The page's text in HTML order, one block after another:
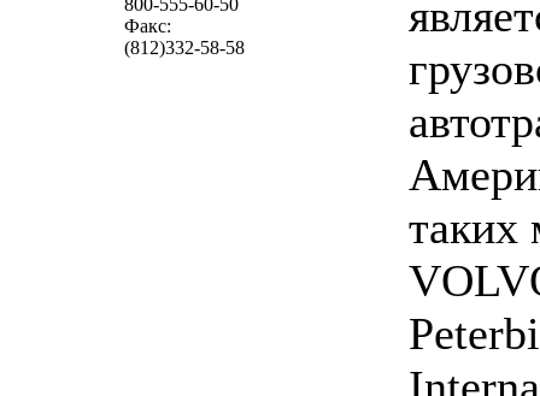
800-555-60-50
Факс:
(812)332-58-58
таких